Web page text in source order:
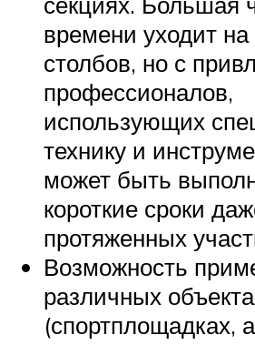
времени уходит
столбов, но с
профессионалов,
использующих
технику и
может быть
короткие сроки
протяженных
Возможность
различных
(спортплощадках,